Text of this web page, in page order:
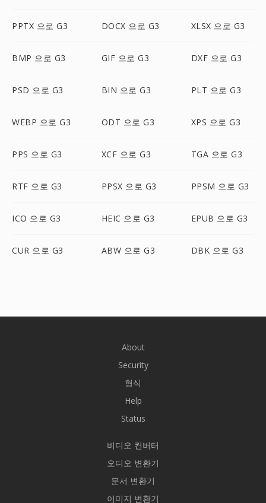
PPTX 으로 G3 DOCX 으로 G3 XLSX 으로 G3
BMP 으로 G3 GIF 으로 G3 DXF 으로 G3
PSD 으로 G3 BIN 으로 G3 PLT 으로 G3
WEBP 으로 G3 ODT 으로 G3 XPS 으로 G3
PPS 으로 G3 XCF 으로 G3 TGA 으로 G3
RTF 으로 G3 PPSX 으로 G3 PPSM 으로 G3
ICO 으로 G3 HEIC 으로 G3 EPUB 으로 G3
CUR 으로 G3 ABW 으로 G3 DBK 으로 G3
About
Security
형식
Help
Status
비디오 컨버터
오디오 변환기
문서 변환기
이미지 변환기